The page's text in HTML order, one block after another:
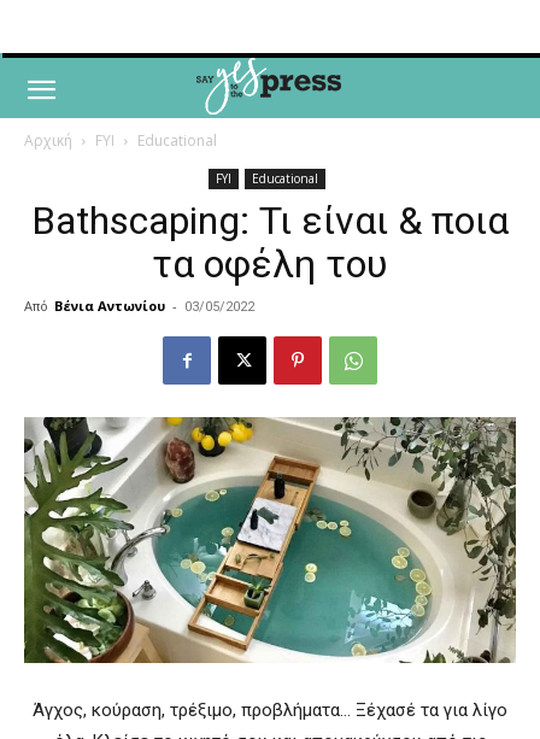
Αρχική FYI Educational
FYI Educational
Bathscaping: Τι είναι & ποια
τα οφέλη του
Από Βένια Αντωνίου - 03/05/2022
Άγχος, κούραση, τρέξιμο, προβλήματα… Ξέχασέ τα για λίγο